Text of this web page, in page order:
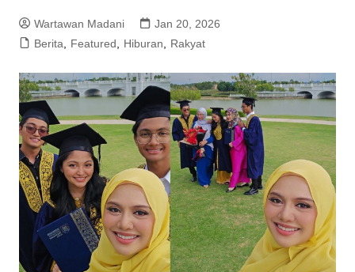
Wartawan Madani
Jan 20, 2026
Berita, Featured, Hiburan, Rakyat